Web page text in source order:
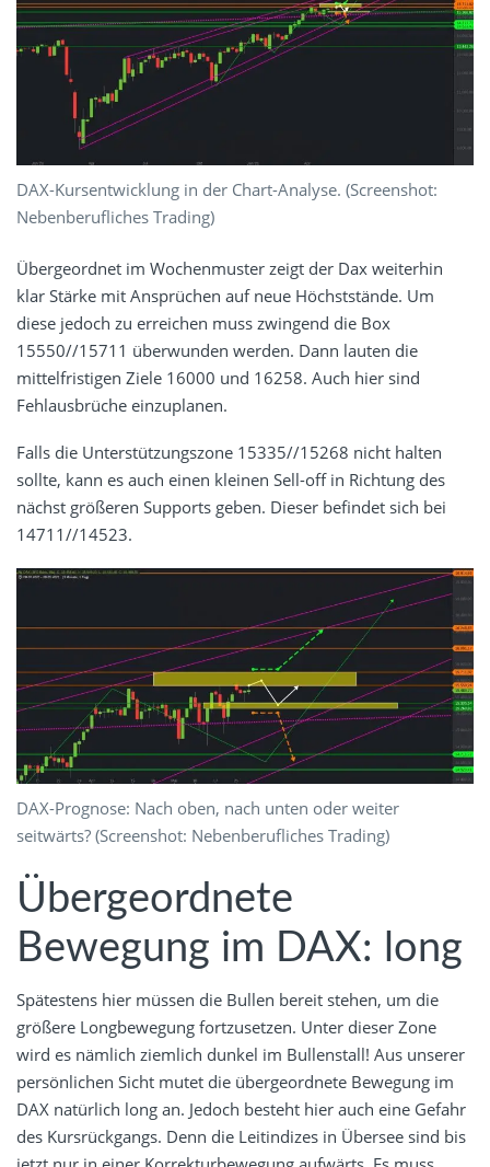
DAX-Kursentwicklung in der Chart-Analyse. (Screenshot:
Nebenberufliches Trading)
Übergeordnet im Wochenmuster zeigt der Dax weiterhin
klar Stärke mit Ansprüchen auf neue Höchststände. Um
diese jedoch zu erreichen muss zwingend die Box
15550//15711 überwunden werden. Dann lauten die
mittelfristigen Ziele 16000 und 16258. Auch hier sind
Fehlausbrüche einzuplanen.
Falls die Unterstützungszone 15335//15268 nicht halten
sollte, kann es auch einen kleinen Sell-off in Richtung des
nächst größeren Supports geben. Dieser befindet sich bei
14711//14523.
DAX-Prognose: Nach oben, nach unten oder weiter
seitwärts? (Screenshot: Nebenberufliches Trading)
Übergeordnete
Bewegung im DAX: long
Spätestens hier müssen die Bullen bereit stehen, um die
größere Longbewegung fortzusetzen. Unter dieser Zone
wird es nämlich ziemlich dunkel im Bullenstall! Aus unserer
persönlichen Sicht mutet die übergeordnete Bewegung im
DAX natürlich long an. Jedoch besteht hier auch eine Gefahr
des Kursrückgangs. Denn die Leitindizes in Übersee sind bis